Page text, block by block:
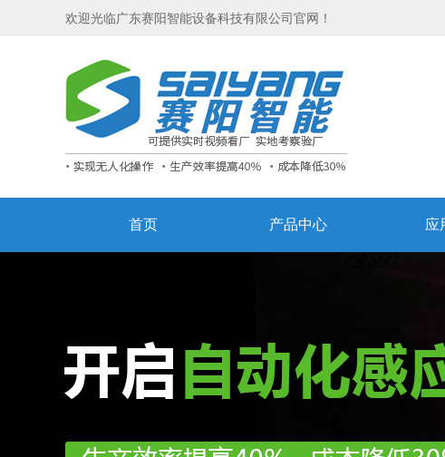
欢迎光临广东赛阳智能设备科技有限公司官网！
首页 产品中心 应